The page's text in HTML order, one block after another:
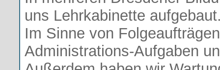
uns Lehrkabinette
Im Sinne von
Administrations-Aufgaben